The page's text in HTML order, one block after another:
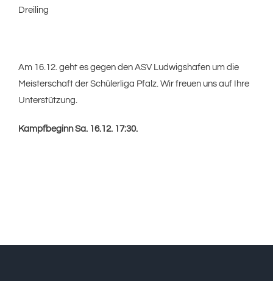
Dreiling
Am 16.12. geht es gegen den ASV Ludwigshafen um die
Meisterschaft der Schülerliga Pfalz. Wir freuen uns auf Ihre
Unterstützung.
Kampfbeginn Sa. 16.12. 17:30.